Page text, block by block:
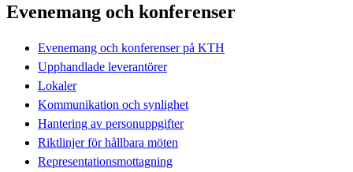
Evenemang och konferenser
Evenemang och konferenser på KTH
Upphandlade leverantörer
Lokaler
Kommunikation och synlighet
Hantering av personuppgifter
Riktlinjer för hållbara möten
Representationsmottagning